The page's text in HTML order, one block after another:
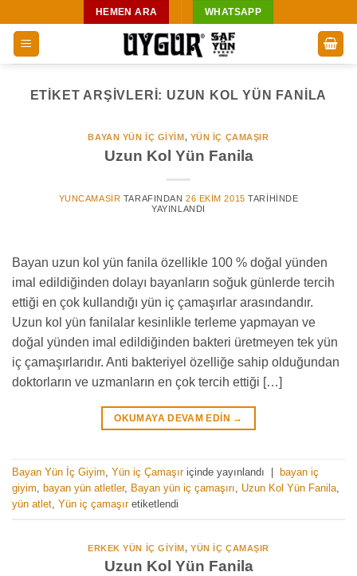
atla
HEMEN ARA WHATSAPP
ETIKET ARŞIVLERI: UZUN KOL YÜN FANILA
BAYAN YÜN İÇ GIYIM, YÜN IÇ ÇAMAŞIR
Uzun Kol Yün Fanila
YUNCAMASIR TARAFINDAN 26 EKIM 2015 TARIHINDE
YAYINLANDI
Bayan uzun kol yün fanila özellikle 100 % doğal yünden
imal edildiğinden dolayı bayanların soğuk günlerde tercih
ettiği en çok kullandığı yün iç çamaşırlar arasındandır.
Uzun kol yün fanilalar kesinlikle terleme yapmayan ve
doğal yünden imal edildiğinden bakteri üretmeyen tek yün
iç çamaşırlarıdır. Anti bakteriyel özelliğe sahip olduğundan
doktorların ve uzmanların en çok tercih ettiği […]
OKUMAYA DEVAM EDIN →
Bayan Yün İç Giyim Yün iç Çamaşıriçinde yayınlandı
bayan iç
giyim
bayan yün atletler, Bayan yün iç çamaşırı Uzun Kol Yün Fanila
yün atlet Yün iç çamaşıretiketlendi
ERKEK YÜN İÇ GIYIM,YÜN IÇ ÇAMAŞIR
Uzun Kol Yün Fanila